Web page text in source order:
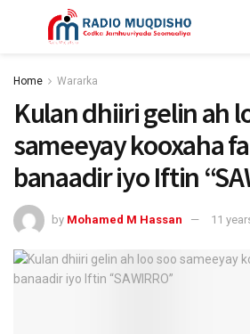
Home Wararka
Kulan dhiiri gelin ah
sameeyay kooxaha
banaadir iyo Iftin
by Mohamed M Hassan 11